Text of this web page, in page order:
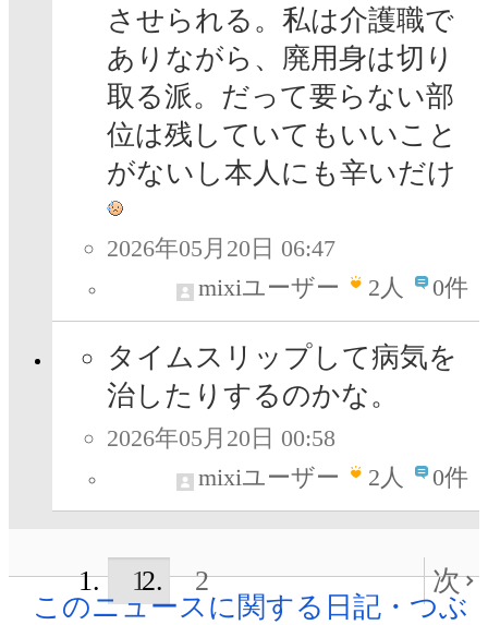
させられる。私は介護職で
ありながら、廃用身は切り
取る派。だって要らない部
位は残していてもいいこと
がないし本人にも辛いだけ
2026年05月20日 06:47
mixiユーザー
2人 0件
タイムスリップして病気を
治したりするのかな。
2026年05月20日 00:58
mixiユーザー
2人 0件
1 2
次
このニュースに関する日記・つぶ